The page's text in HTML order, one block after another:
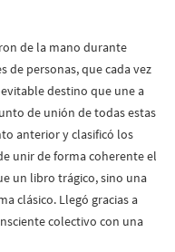
de la mano durante
de personas, que cada vez
destino que une a
de unión de todas estas
anterior y clasificó los
unir de forma coherente el
un libro trágico, sino una
clásico. Llegó gracias a
colectivo con una